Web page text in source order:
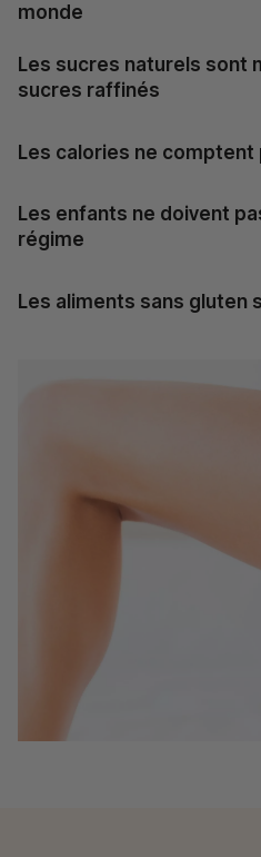
monde
Les sucres naturels sont
sucres raffinés
Les calories ne comptent
Les enfants ne doivent
régime
Les aliments sans gluten